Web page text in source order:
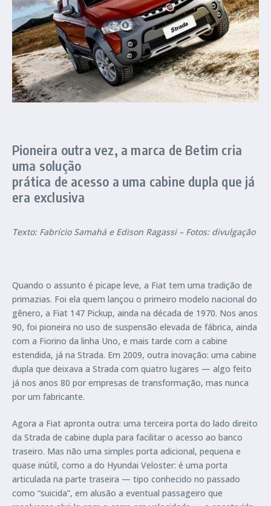
Pioneira outra vez, a marca de Betim cria
uma solução
prática de acesso a uma cabine dupla que já
era exclusiva
Texto: Fabrício Samahá e Edison Ragassi – Fotos: divulgação
Quando o assunto é picape leve, a Fiat tem uma tradição de
primazias. Foi ela quem lançou o primeiro modelo nacional do
gênero, a Fiat 147 Pickup, ainda na década de 1970. Nos anos
90, foi pioneira no uso de suspensão elevada de fábrica, ainda
com a Fiorino da linha Uno, e mais tarde com a cabine
estendida, já na Strada. Em 2009, outra inovação: uma cabine
dupla que deixava a Strada com quatro lugares — algo feito
já nos anos 80 por empresas de transformação, mas nunca
por um fabricante.
Agora a Fiat apronta outra: uma terceira porta do lado direito
da Strada de cabine dupla para facilitar o acesso ao banco
traseiro. Mas não uma simples porta adicional, pequena e
quase inútil, como a do Hyundai Veloster: é uma porta
articulada na parte traseira — tipo conhecido no passado
como “suicida”, em alusão a eventual passageiro que